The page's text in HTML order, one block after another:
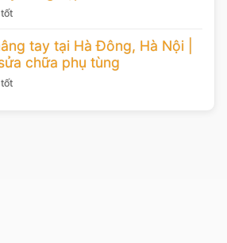
tay tại Hà Đông, Hà Nội |
chữa phụ tùng